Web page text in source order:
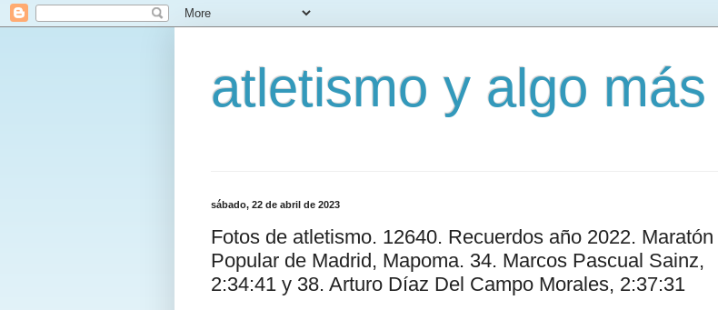
atletismo y algo más
sábado, 22 de abril de 2023
Fotos de atletismo. 12640. Recuerdos año 2022. Maratón
Popular de Madrid, Mapoma. 34. Marcos Pascual Sainz,
2:34:41 y 38. Arturo Díaz Del Campo Morales, 2:37:31